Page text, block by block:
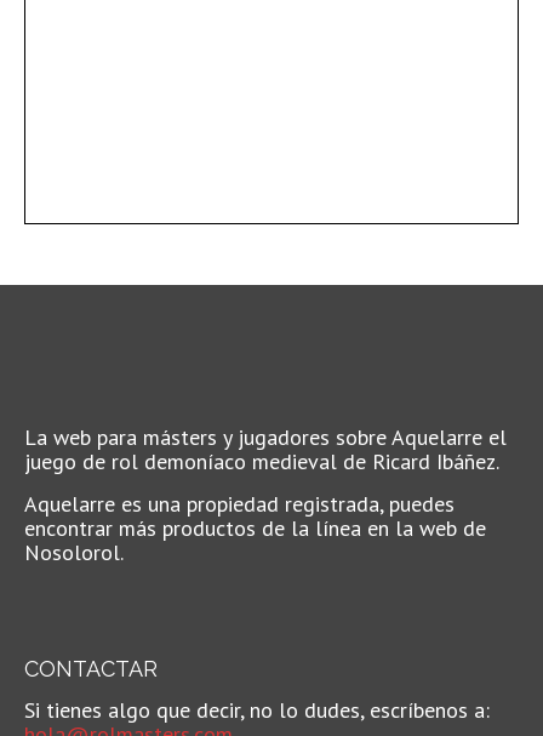
La web para másters y jugadores sobre Aquelarre el
juego de rol demoníaco medieval de Ricard Ibáñez.
Aquelarre es una propiedad registrada, puedes
encontrar más productos de la línea en la web de
Nosolorol.
CONTACTAR
Si tienes algo que decir, no lo dudes, escríbenos a: